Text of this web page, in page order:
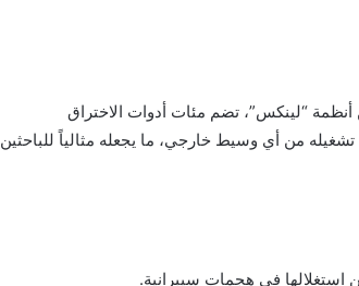
“لينكس”، تضم مئات أدوات الاختراق
تشغيله من أي وسيط خارجي، ما يجعله مثالياً للباحثين